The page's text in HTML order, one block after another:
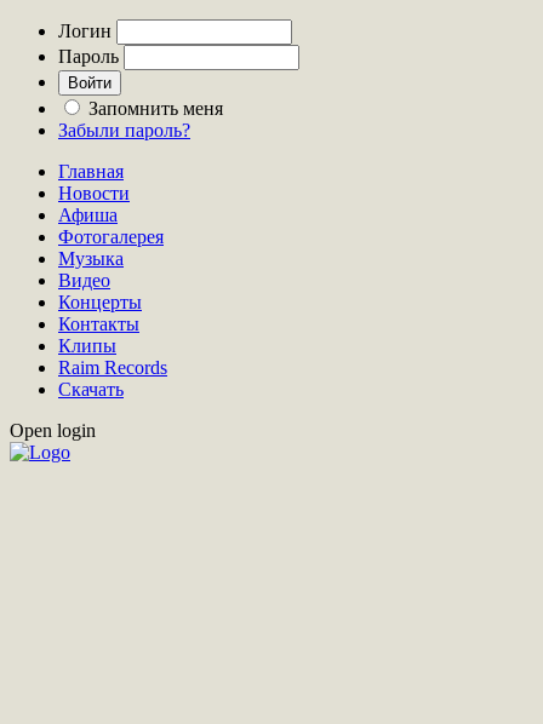
Логин
Пароль
Запомнить меня
Забыли пароль?
Главная
Новости
Афиша
Фотогалерея
Музыка
Видео
Концерты
Контакты
Клипы
Raim Records
Скачать
Open login